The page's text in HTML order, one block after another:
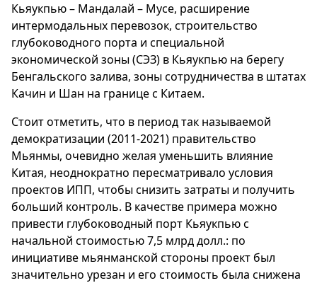
Кьяукпью – Мандалай – Мусе, расширение
интермодальных перевозок, строительство
глубоководного порта и специальной
экономической зоны (СЭЗ) в Кьяукпью на берегу
Бенгальского залива, зоны сотрудничества в штатах
Качин и Шан на границе с Китаем.
Стоит отметить, что в период так называемой
демократизации (2011-2021) правительство
Мьянмы, очевидно желая уменьшить влияние
Китая, неоднократно пересматривало условия
проектов ИПП, чтобы снизить затраты и получить
больший контроль. В качестве примера можно
привести глубоководный порт Кьяукпью с
начальной стоимостью 7,5 млрд долл.: по
инициативе мьянманской стороны проект был
значительно урезан и его стоимость была снижена